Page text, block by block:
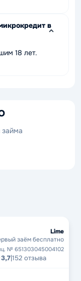
в
18 лет.
займа
Lime
заём бесплатно
№ 651303045004102
3,7|152 отзыва